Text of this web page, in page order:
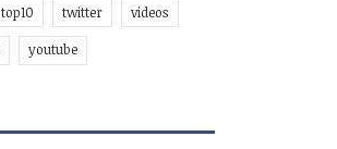
top10 twitter videos
youtube